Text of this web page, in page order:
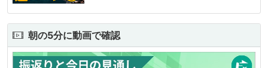
朝の5分に動画で確認